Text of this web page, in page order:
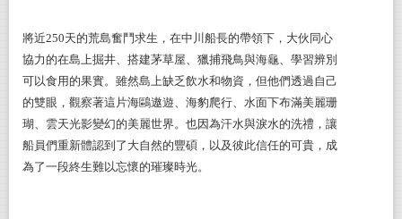
將近250天的荒島奮鬥求生，在中川船長的帶領下，大伙同心
協力的在島上掘井、搭建茅草屋、獵捕飛鳥與海龜、學習辨別
可以食用的果實。雖然島上缺乏飲水和物資，但他們透過自己
的雙眼，觀察著這片海鷗遨遊、海豹爬行、水面下布滿美麗珊
瑚、雲天光影變幻的美麗世界。也因為汗水與淚水的洗禮，讓
船員們重新體認到了大自然的豐碩，以及彼此信任的可貴，成
為了一段終生難以忘懷的璀璨時光。